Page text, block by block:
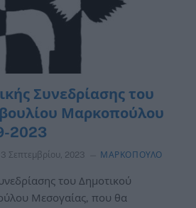
Συνεδρίασης του
Μαρκοπούλου
2023
13 Σεπτεμβρίου, 2023 ΜΑΡΚΟΠΟΥΛΟ
του Δημοτικού
Μεσογαίας, που θα